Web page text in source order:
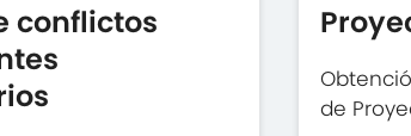
conflictos
de